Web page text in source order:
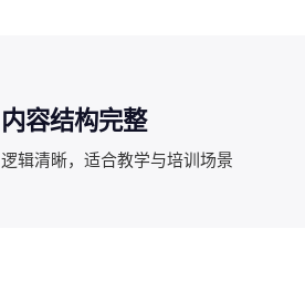
内容结构完整
逻辑清晰，适合教学与培训场景